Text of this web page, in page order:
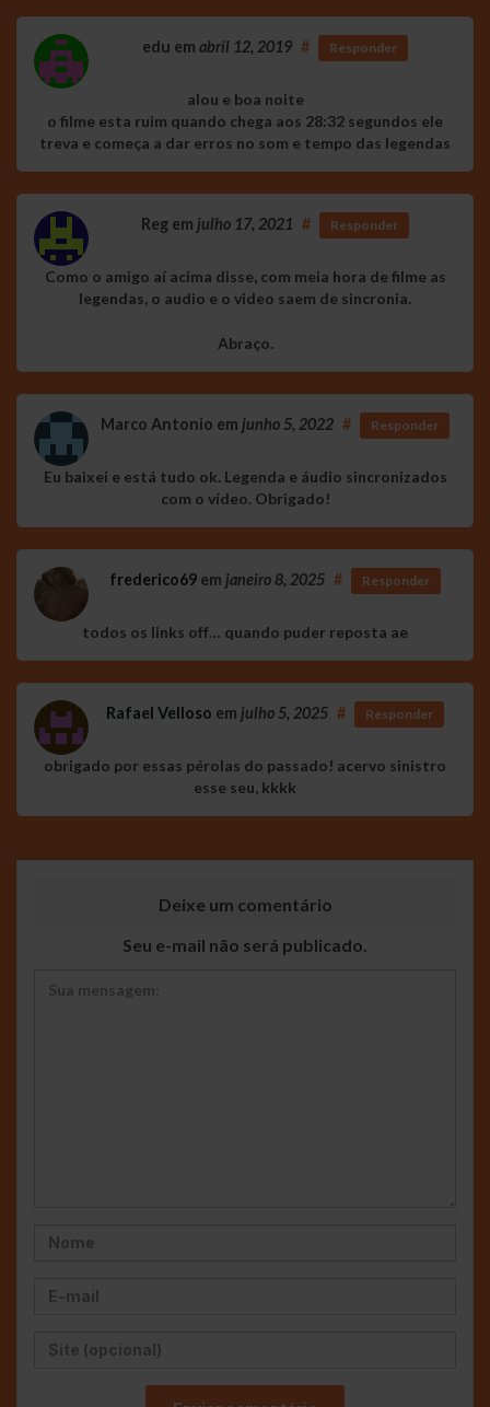
edu em abril 12, 2019 # Responder
alou e boa noite
o filme esta ruim quando chega aos 28:32 segundos ele
treva e começa a dar erros no som e tempo das legendas
Reg em julho 17, 2021 # Responder
Como o amigo aí acima disse, com meia hora de filme as
legendas, o audio e o video saem de sincronia.
Abraço.
Marco Antonio em junho 5, 2022 # Responder
Eu baixei e está tudo ok. Legenda e áudio sincronizados
com o vídeo. Obrigado!
frederico69 em janeiro 8, 2025 # Responder
todos os links off… quando puder reposta ae
Rafael Velloso em julho 5, 2025 # Responder
obrigado por essas pérolas do passado! acervo sinistro
esse seu, kkkk
Deixe um comentário
Seu e-mail não será publicado.